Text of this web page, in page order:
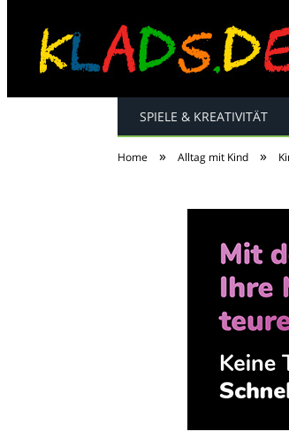
SPIELE & KREATIVITÄT
Home » Alltag mit Kind »